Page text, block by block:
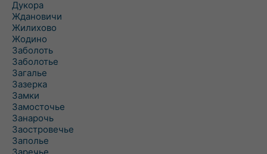
Дукора
Ждановичи
Жилихово
Жодино
Заболоть
Заболотье
Загалье
Зазерка
Замки
Замосточье
Занарочь
Заостровечье
Заполье